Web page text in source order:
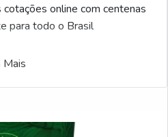
online com centenas
para todo o Brasil
Mais